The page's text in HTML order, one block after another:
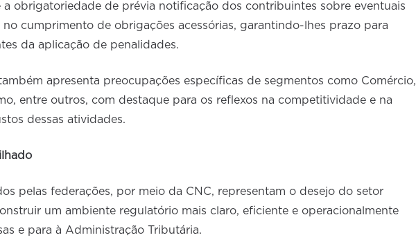
a obrigatoriedade de prévia notificação dos contribuintes sobre eventuais
no cumprimento de obrigações acessórias, garantindo-lhes prazo para
da aplicação de penalidades.
apresenta preocupações específicas de segmentos como Comércio,
entre outros, com destaque para os reflexos na competitividade e na
dessas atividades.
pelas federações, por meio da CNC, representam o desejo do setor
um ambiente regulatório mais claro, eficiente e operacionalmente
e para à Administração Tributária.